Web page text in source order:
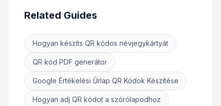
Related Guides
Hogyan készíts QR kódos névjegykártyát
QR kód PDF generátor
Google Értékelési Űrlap QR Kódok Készítése
Hogyan adj QR kódot a szórólapodhoz